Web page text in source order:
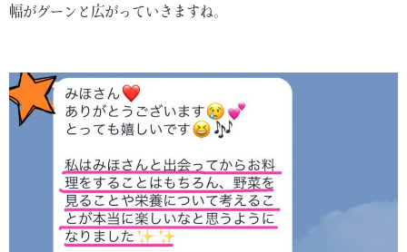
幅がグーンと広がっていきますね。